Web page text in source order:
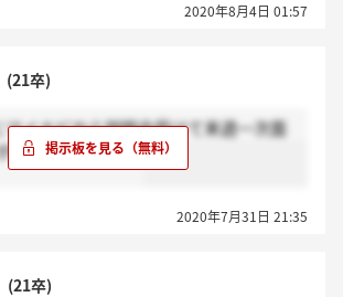
2020年8月4日 01:57
(21卒)
イナビから説明会受けて来週一次面
同じ人いますか？
2020年7月31日 21:35
(21卒)